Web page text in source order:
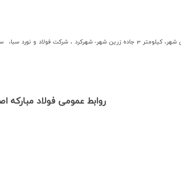
پيشنهاد دهندگان مي بايست پيشنهادات خود را به آدرس اصفهان، زرین شهر، کیلومتر 3 جاده
روابط عمومی فولاد مبارکه